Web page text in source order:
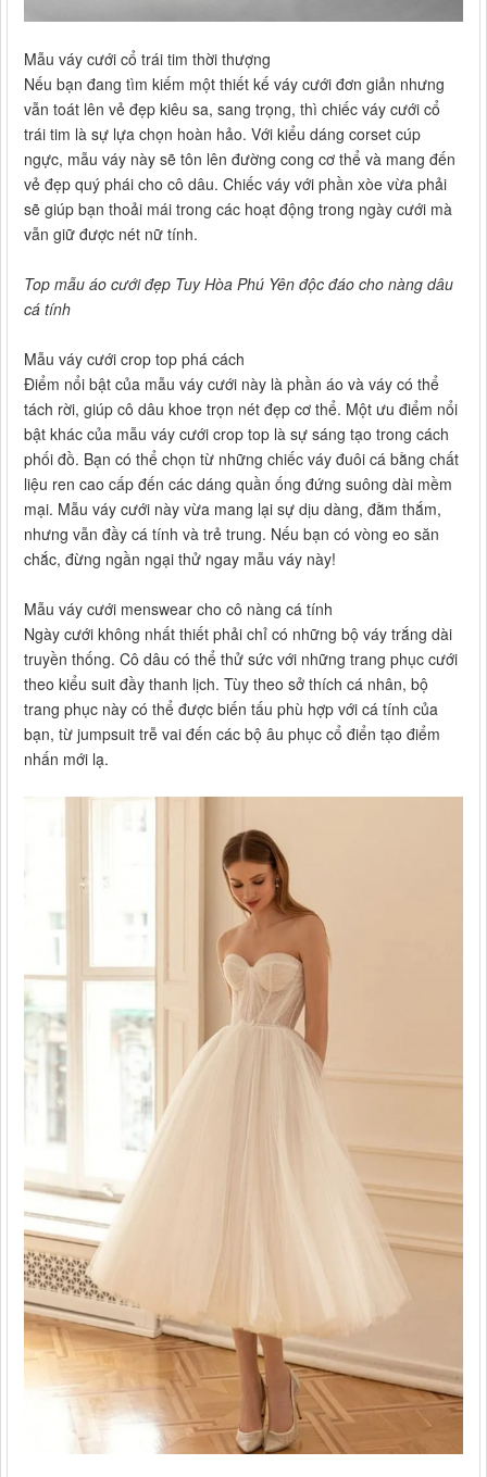
Mẫu váy cưới cổ trái tim thời thượng
Nếu bạn đang tìm kiếm một thiết kế váy cưới đơn giản nhưng
vẫn toát lên vẻ đẹp kiêu sa, sang trọng, thì chiếc váy cưới cổ
trái tim là sự lựa chọn hoàn hảo. Với kiểu dáng corset cúp
ngực, mẫu váy này sẽ tôn lên đường cong cơ thể và mang đến
vẻ đẹp quý phái cho cô dâu. Chiếc váy với phần xòe vừa phải
sẽ giúp bạn thoải mái trong các hoạt động trong ngày cưới mà
vẫn giữ được nét nữ tính.
Top mẫu áo cưới đẹp Tuy Hòa Phú Yên độc đáo cho nàng dâu
cá tính
Mẫu váy cưới crop top phá cách
Điểm nổi bật của mẫu váy cưới này là phần áo và váy có thể
tách rời, giúp cô dâu khoe trọn nét đẹp cơ thể. Một ưu điểm nổi
bật khác của mẫu váy cưới crop top là sự sáng tạo trong cách
phối đồ. Bạn có thể chọn từ những chiếc váy đuôi cá bằng chất
liệu ren cao cấp đến các dáng quần ống đứng suông dài mềm
mại. Mẫu váy cưới này vừa mang lại sự dịu dàng, đằm thắm,
nhưng vẫn đầy cá tính và trẻ trung. Nếu bạn có vòng eo săn
chắc, đừng ngần ngại thử ngay mẫu váy này!
Mẫu váy cưới menswear cho cô nàng cá tính
Ngày cưới không nhất thiết phải chỉ có những bộ váy trắng dài
truyền thống. Cô dâu có thể thử sức với những trang phục cưới
theo kiểu suit đầy thanh lịch. Tùy theo sở thích cá nhân, bộ
trang phục này có thể được biến tấu phù hợp với cá tính của
bạn, từ jumpsuit trễ vai đến các bộ âu phục cổ điển tạo điểm
nhấn mới lạ.